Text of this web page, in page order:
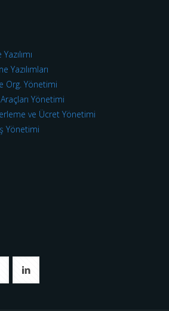
Yazılımları
Org. Yönetimi
Yönetimi
ve Ücret Yönetimi
Yönetimi